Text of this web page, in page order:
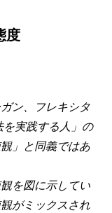
度
ン、フレキシタ
を実践する人」の
」と同義ではあ
を図に示してい
がミックスされ